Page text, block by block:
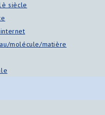
siècle
internet
molécule/matière